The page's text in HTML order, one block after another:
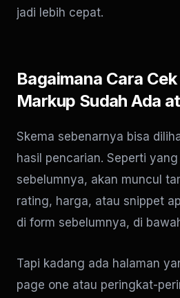
jadi lebih cepat.
Bagaimana Cara
Markup Sudah Ada
Skema sebenarnya bisa
hasil pencarian. Seperti
sebelumnya, akan muncul
rating, harga, atau snippet
di form sebelumnya, di
Tapi kadang ada halaman
page one atau peringkat-